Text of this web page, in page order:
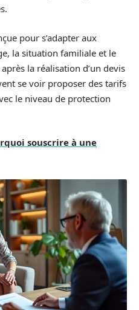
pour s’adapter aux
la situation familiale et le
la réalisation d’un devis
se voir proposer des tarifs
le niveau de protection
souscrire à une